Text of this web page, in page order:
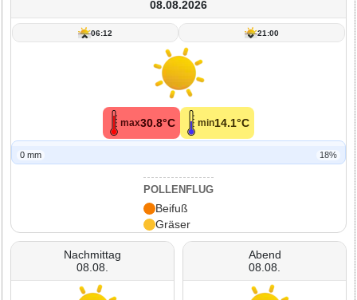
08.08.2026
06:12 21:00
max30.8°C min14.1°C
0 mm 18%
POLLENFLUG
Beifuß
Gräser
Nachmittag
08.08.
Abend
08.08.